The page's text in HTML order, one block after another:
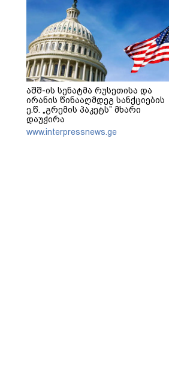
აშშ-ის სენატმა რუსეთისა და
ირანის წინააღმდეგ სანქციების
ე.წ. „გრემის პაკეტს” მხარი
დაუჭირა
www.interpressnews.ge